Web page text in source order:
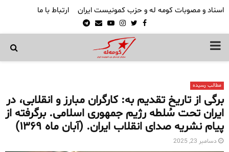
اسناد و مصوبات کومه له و حزب کمونیست ایران ارتباط با ما
Facebook
Twitter
Instagram
Youtube
Email
Telegram
PRIMARY
مطالب رسیده
برگی از تاریخ تقدیم به: کارگران مبارز و انقلابی، در
ایران تحت سُلطه رژیم جمهوری اسلامی. برگرفته از
پیام نشریه صدای انقلاب ایران. (آبان ماه ۱۳۶۹)
دسامبر 23, 2025